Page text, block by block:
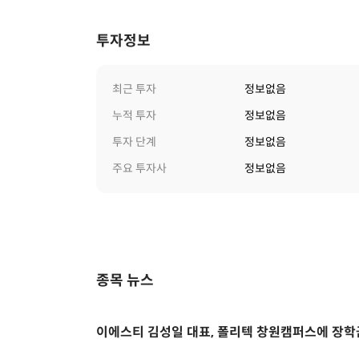
투자정보
최근 투자
정보없음
누적 투자
정보없음
투자 단계
정보없음
주요 투자사
정보없음
종목 뉴스
이에스티 김성일 대표, 폴리텍 창원캠퍼스에 장학